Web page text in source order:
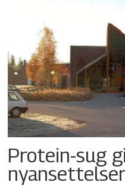
Protein-sug